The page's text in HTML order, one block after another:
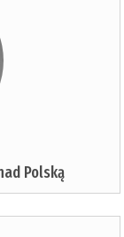
Polską